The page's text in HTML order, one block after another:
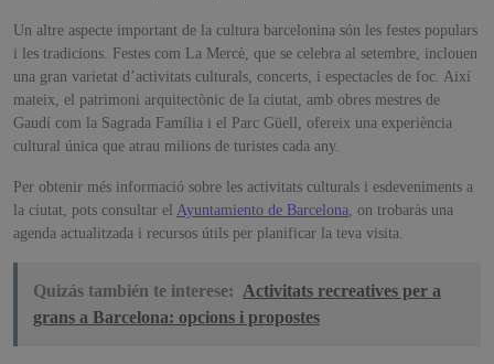
Un altre aspecte important de la cultura barcelonina són les festes populars
i les tradicions. Festes com La Mercè, que se celebra al setembre, inclouen
una gran varietat d’activitats culturals, concerts, i espectacles de foc. Així
mateix, el patrimoni arquitectònic de la ciutat, amb obres mestres de
Gaudí com la Sagrada Família i el Parc Güell, ofereix una experiència
cultural única que atrau milions de turistes cada any.
Per obtenir més informació sobre les activitats culturals i esdeveniments a
la ciutat, pots consultar el Ayuntamiento de Barcelona, on trobaràs una
agenda actualitzada i recursos útils per planificar la teva visita.
Quizás también te interese: Activitats recreatives per a
grans a Barcelona: opcions i propostes